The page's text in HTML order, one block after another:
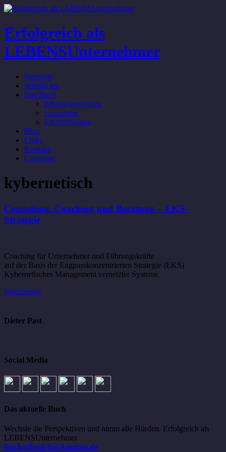
Erfolgreich als
LEBENSUnternehmer
Startseite
Warum ich
Das Buch
Inhaltsverzeichnis
Leseprobe
Empfehlungen
Blog
Links
Kontakt
Coaching
kybernetisch
Consulting, Coaching und Beratung – EKS-
Strategie
Coaching für Unternehmer und Führungskräfte
auf der Basis der Engpasskonzentrierten Strategie (EKS)
Kybernetisches Management vernetzter Systeme
Weiterlesen
Dieter Past
Social Media
Das aktuelle Buch
Wechsle die Perspektiven und nimm alle Hürden. Erfolgreich als
LEBENSUnternehmer.
Buch/eBook bei Amazon.de